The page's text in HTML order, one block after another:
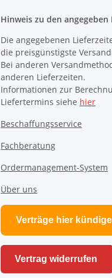
Hinweis zu den
Die angegebenen
die preisgünstigste
Bei anderen
anderen Lieferzeiten.
Informationen zur
Liefertermins siehe hier
Beschaffungsservice
Fachberatung
Ordermanagement-System
Über uns
Verträge hier
Vertrag widerrufen